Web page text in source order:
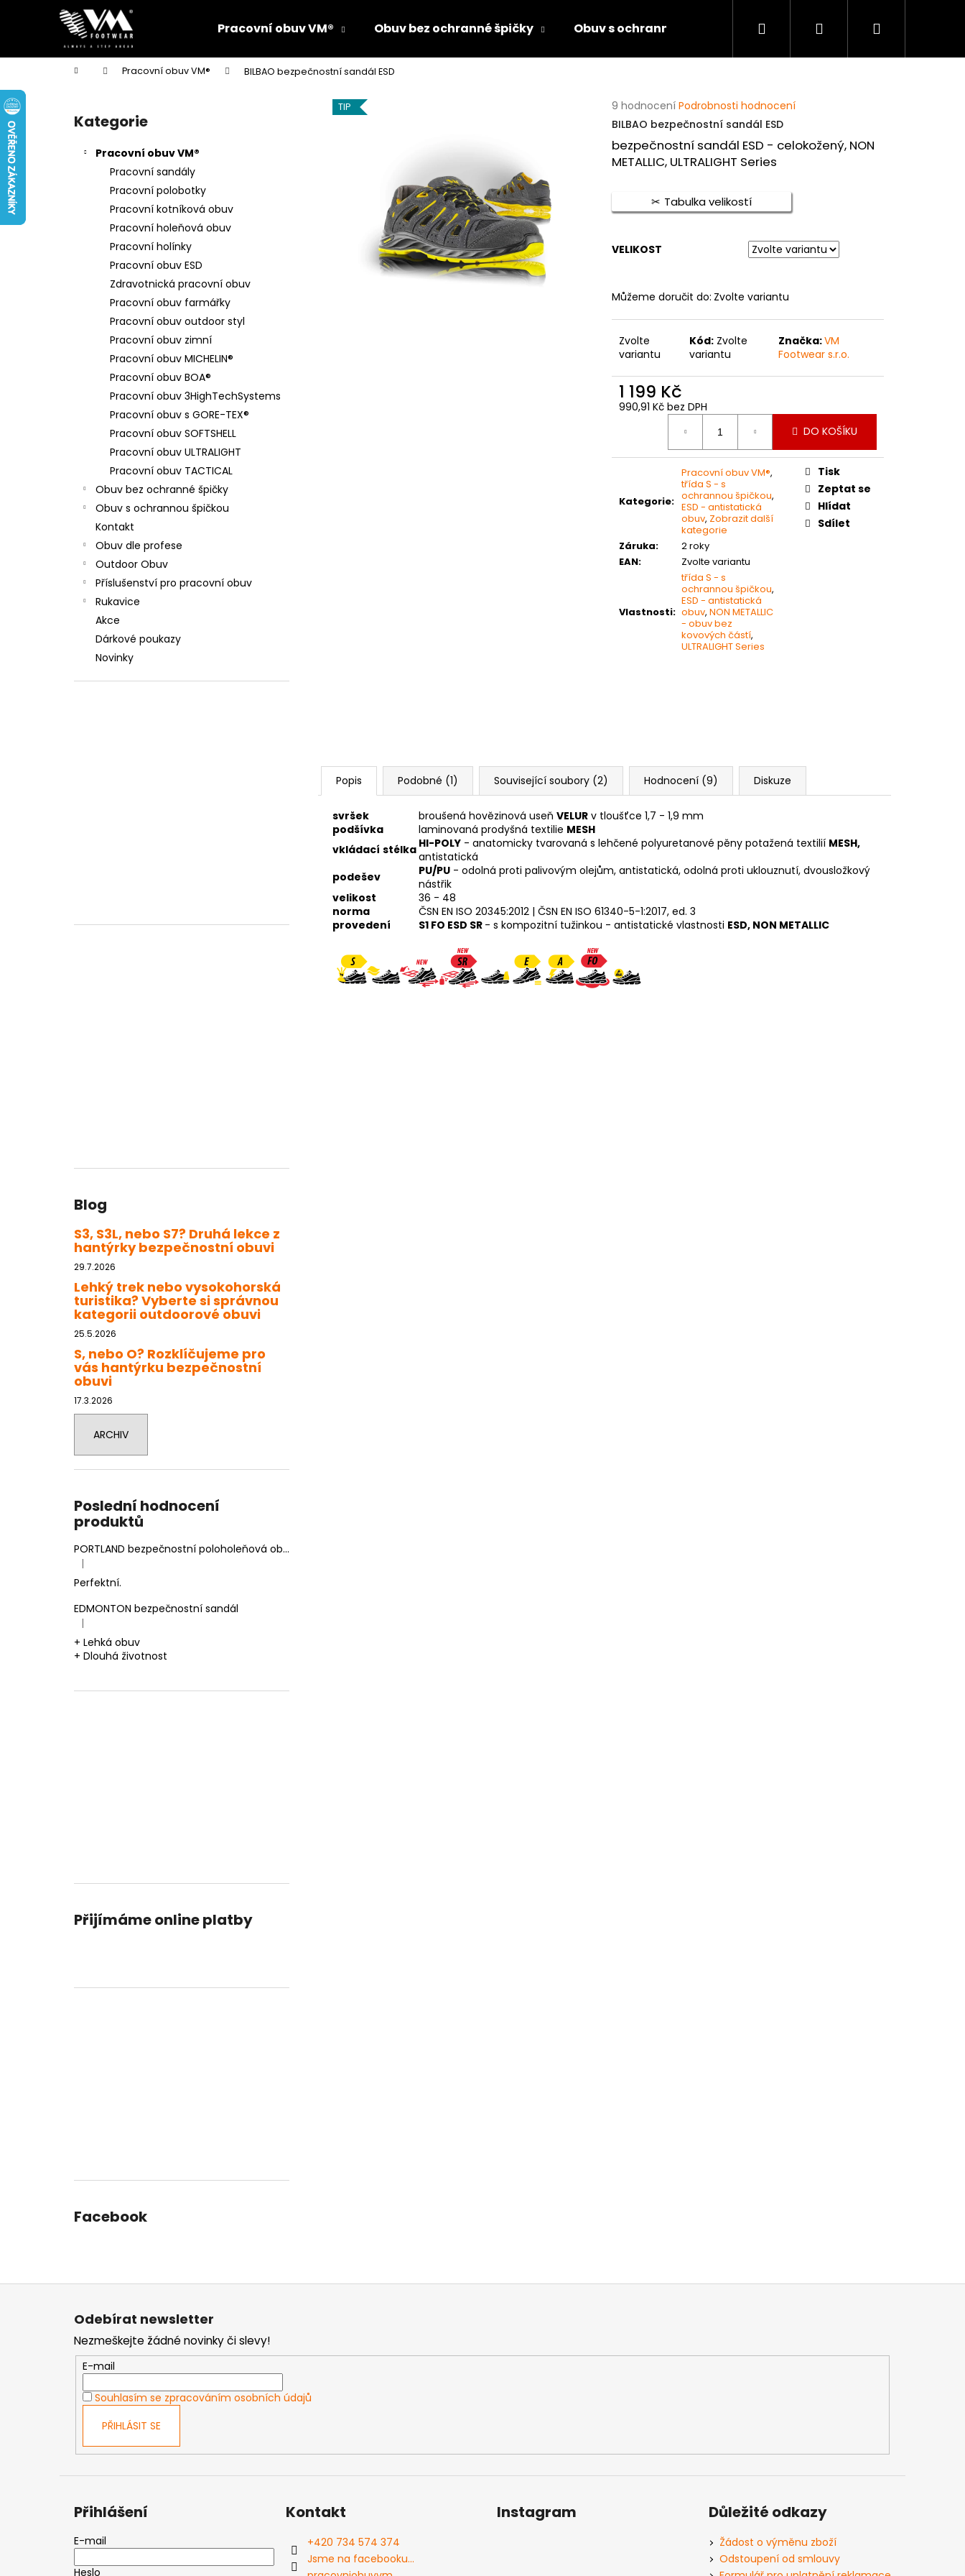
Pracovní obuv VM® Obuv bez ochranné špičky Obuv s ochrannou špičkou Kontakt Obuv dle profese
Hledat PřihlášeníNákupní
Domů Pracovní obuv VM® BILBAO bezpečnostní sandál ESD
Přeskočit
kategorie
Kategorie
Pracovní obuv VM®
Pracovní sandály
Pracovní polobotky
Pracovní kotníková obuv
Pracovní holeňová obuv
Pracovní holínky
Pracovní obuv ESD
Zdravotnická pracovní obuv
Pracovní obuv farmářky
Pracovní obuv outdoor styl
Pracovní obuv zimní
Pracovní obuv MICHELIN®
Pracovní obuv BOA®
Pracovní obuv 3HighTechSystems
Pracovní obuv s GORE-TEX®
Pracovní obuv SOFTSHELL
Pracovní obuv ULTRALIGHT
Pracovní obuv TACTICAL
Obuv bez ochranné špičky
Obuv s ochrannou špičkou
Kontakt
Obuv dle profese
Outdoor Obuv
Příslušenství pro pracovní obuv
Rukavice
Akce
Dárkové poukazy
Novinky
Blog
S3, S3L, nebo S7? Druhá lekce z
hantýrky bezpečnostní obuvi
29.7.2026
Lehký trek nebo vysokohorská
turistika? Vyberte si správnou
kategorii outdoorové obuvi
25.5.2026
S, nebo O? Rozklíčujeme pro
vás hantýrku bezpečnostní
obuvi
17.3.2026
ARCHIV
Poslední hodnocení
produktů
PORTLAND bezpečnostní poloholeňová obuv
Hodnocení produktu je 5 z 5 hvězdiček.
|
Perfektní.
EDMONTON bezpečnostní sandál
Hodnocení produktu je 5 z 5 hvězdiček.
|
+ Lehká obuv
+ Dlouhá životnost
Přijímáme online platby
Facebook
Průměrné
hodnocení
produktu
je
5,0
hvězdiček.
9 hodnocení Podrobnosti hodnocení
BILBAO bezpečnostní sandál ESD
bezpečnostní sandál ESD - celokožený, NON
METALLIC, ULTRALIGHT Series
Tabulka velikostí
VELIKOST
Můžeme doručit do: Zvolte variantu
Zvolte
variantu
Kód: Zvolte
variantu
Značka:VM
Footwear s.r.o.
1 199 Kč
990,91 Kč bez DPH
DO KOŠÍKU
Kategorie:
Pracovní obuv VM®,
třída S - s
ochrannou špičkou,
ESD - antistatická
obuv, Zobrazit další
kategorie
Záruka:
2 roky
EAN: Zvolte variantu
Vlastnosti:
třída S - s
ochrannou špičkou,
ESD - antistatická
obuv, NON METALLIC
- obuv bez
kovových částí,
ULTRALIGHT Series
Tisk
Zeptat se
Hlídat
Sdílet
TIP
Popis Podobné (1) Související soubory (2) Hodnocení (9) Diskuze
svršek broušená hovězinová useň VELUR v tloušťce 1,7 - 1,9 mm
podšívka
laminovaná prodyšná textilie MESH
vkládací stélka HI-POLY - anatomicky tvarovaná s lehčené polyuretanové pěny potažená textilií MESH,
antistatická
podešev
PU/PU - odolná proti palivovým olejům, antistatická, odolná proti uklouznutí, dvousložkový
nástřik
velikost
36 - 48
norma
ČSN EN ISO 20345:2012 | ČSN EN ISO 61340-5-1:2017, ed. 3
provedení
S1 FO ESD SR - s kompozitní tužinkou - antistatické vlastnosti ESD, NON METALLIC
í
Zpět
do
Zpět
do
Co potřebujete najít?
Doporučujeme
BAMBUSOVÉ PONOŽKY - KRÁTKÉ
169 Kč
3045-OCHRANNÉ PRACOVNÍ RUKAVICE
Z
Odebírat newsletter
Nezmeškejte žádné novinky či slevy!
E-mail
Souhlasím se zpracováním osobních údajů
PŘIHLÁSIT SE
Přihlášení
E-mail
Heslo
Kontakt
+420 734 574 374
Jsme na facebooku...
Instagram Důležité odkazy
Žádost o výměnu zboží
Odstoupení od smlouvy